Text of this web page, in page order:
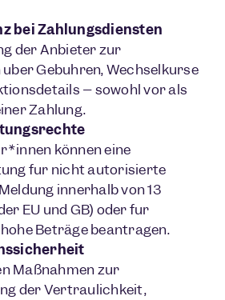
bei Zahlungsdiensten
der Anbieter zur
Gebühren, Wechselkurse
– sowohl vor als
Zahlung.
können eine
für nicht autorisierte
innerhalb von 13
EU und GB) oder für
Beträge beantragen.
Maßnahmen zur
der Vertraulichkeit,